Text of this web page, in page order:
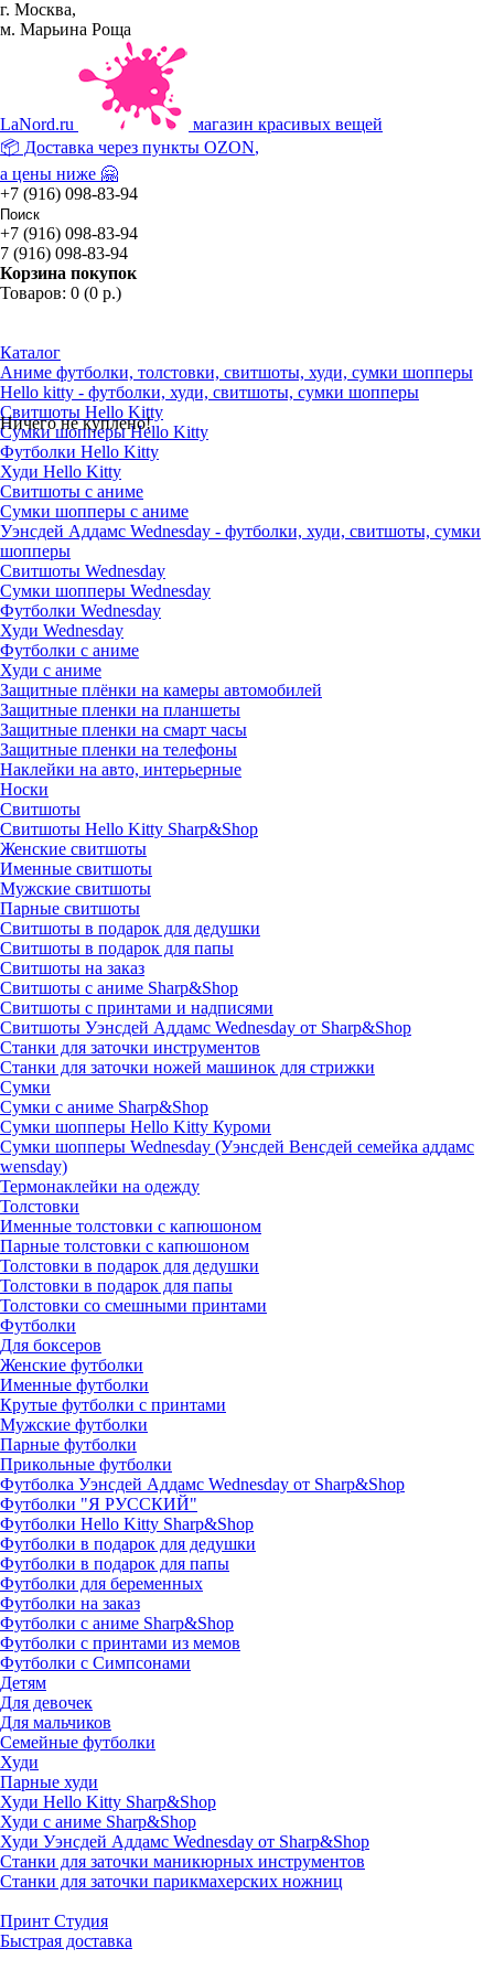
г. Москва,
м. Марьина Роща
LaNord.ru
магазин красивых вещей
📦 Доставка через пункты OZON,
а цены ниже 🤗
+7 (916) 098-83-94
+7 (916) 098-83-94
7 (916) 098-83-94
Корзина покупок
Товаров: 0 (0 р.)
Ничего не куплено!
Каталог
Аниме футболки, толстовки, свитшоты, худи, сумки шопперы
Hello kitty - футболки, худи, свитшоты, сумки шопперы
Свитшоты Hello Kitty
Сумки шопперы Hello Kitty
Футболки Hello Kitty
Худи Hello Kitty
Свитшоты с аниме
Сумки шопперы с аниме
Уэнсдей Аддамс Wednesday - футболки, худи, свитшоты, сумки
шопперы
Свитшоты Wednesday
Сумки шопперы Wednesday
Футболки Wednesday
Худи Wednesday
Футболки с аниме
Худи с аниме
Защитные плёнки на камеры автомобилей
Защитные пленки на планшеты
Защитные пленки на смарт часы
Защитные пленки на телефоны
Наклейки на авто, интерьерные
Носки
Свитшоты
Cвитшоты Hello Kitty Sharp&Shop
Женские свитшоты
Именные свитшоты
Мужские свитшоты
Парные свитшоты
Свитшоты в подарок для дедушки
Свитшоты в подарок для папы
Свитшоты на заказ
Свитшоты с аниме Sharp&Shop
Свитшоты с принтами и надписями
Свитшоты Уэнсдей Аддамс Wednesday от Sharp&Shop
Станки для заточки инструментов
Станки для заточки ножей машинок для стрижки
Сумки
Сумки с аниме Sharp&Shop
Сумки шопперы Hello Kitty Куроми
Сумки шопперы Wednesday (Уэнсдей Венсдей семейка аддамс
wensday)
Термонаклейки на одежду
Толстовки
Именные толстовки с капюшоном
Парные толстовки с капюшоном
Толстовки в подарок для дедушки
Толстовки в подарок для папы
Толстовки со смешными принтами
Футболки
Для боксеров
Женские футболки
Именные футболки
Крутые футболки с принтами
Мужские футболки
Парные футболки
Прикольные футболки
Футболка Уэнсдей Аддамс Wednesday от Sharp&Shop
Футболки "Я РУССКИЙ"
Футболки Hello Kitty Sharp&Shop
Футболки в подарок для дедушки
Футболки в подарок для папы
Футболки для беременных
Футболки на заказ
Футболки с аниме Sharp&Shop
Футболки с принтами из мемов
Футболки с Симпсонами
Детям
Для девочек
Для мальчиков
Семейные футболки
Худи
Парные худи
Худи Hello Kitty Sharp&Shop
Худи с аниме Sharp&Shop
Худи Уэнсдей Аддамс Wednesday от Sharp&Shop
Станки для заточки маникюрных инструментов
Станки для заточки парикмахерских ножниц
Принт Студия
Быстрая доставка